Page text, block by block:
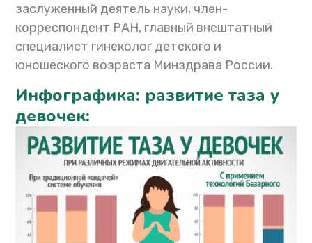
заслуженный деятель науки, член-
корреспондент РАН, главный внештатный
специалист гинеколог детского и
юношеского возраста Минздрава России.
Инфографика: развитие таза у
девочек: